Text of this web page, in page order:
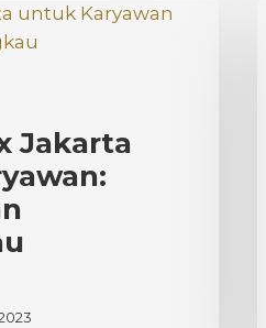
Jakarta